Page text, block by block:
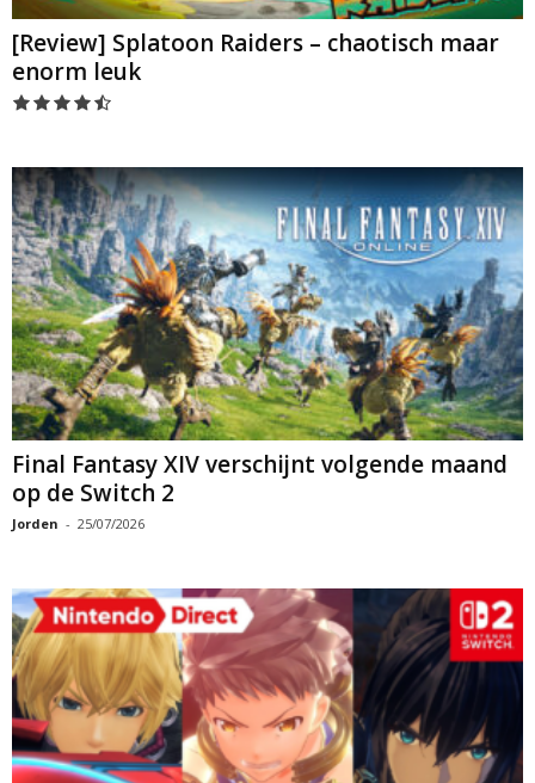
[Review] Splatoon Raiders – chaotisch maar
enorm leuk
Final Fantasy XIV verschijnt volgende maand
op de Switch 2
Jorden - 25/07/2026